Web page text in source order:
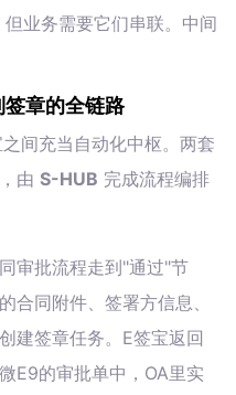
业务需要它们串联。中间
章的全链路
间充当自动化中枢。两套
，由 S-HUB 完成流程编排
审批流程走到"通过"节
合同附件、签署方信息、
建签章任务。E签宝返回
E9的审批单中，OA里实